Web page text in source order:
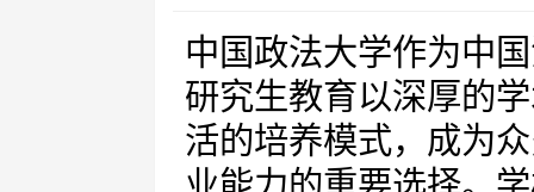
中国政法大学作为中
研究生教育以深厚的
活的培养模式，成为